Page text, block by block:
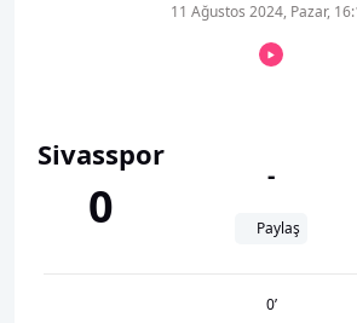
Sivasspor
0
11 Ağustos 2024, Pazar,
-
Paylaş
0’